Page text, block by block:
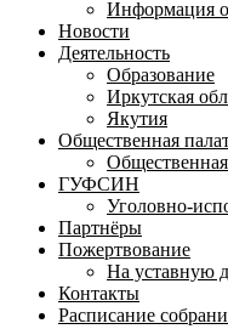
Информация
Новости
Деятельность
Образование
Иркутская
Якутия
Общественная
ГУФСИН
Уголовно-
Партнёры
Пожертвование
На уставную
Контакты
Расписание